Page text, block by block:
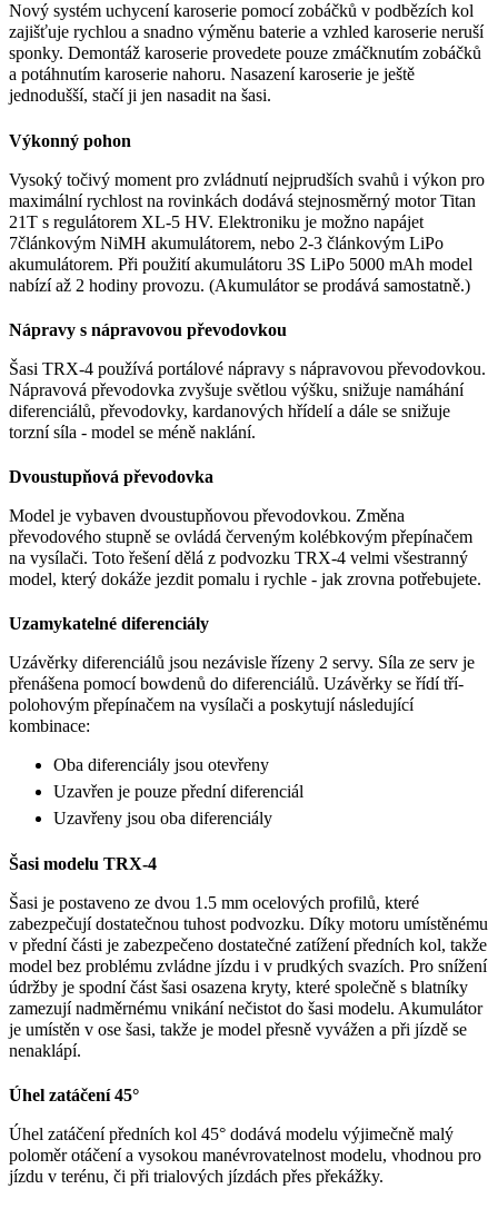
Nový systém uchycení karoserie pomocí zobáčků v podbězích kol
zajišťuje rychlou a snadno výměnu baterie a vzhled karoserie neruší
sponky. Demontáž karoserie provedete pouze zmáčknutím zobáčků
a potáhnutím karoserie nahoru. Nasazení karoserie je ještě
jednodušší, stačí ji jen nasadit na šasi.
Výkonný pohon
Vysoký točivý moment pro zvládnutí nejprudších svahů i výkon pro
maximální rychlost na rovinkách dodává stejnosměrný motor Titan
21T s regulátorem XL-5 HV. Elektroniku je možno napájet
7článkovým NiMH akumulátorem, nebo 2-3 článkovým LiPo
akumulátorem. Při použití akumulátoru 3S LiPo 5000 mAh model
nabízí až 2 hodiny provozu. (Akumulátor se prodává samostatně.)
Nápravy s nápravovou převodovkou
Šasi TRX-4 používá portálové nápravy s nápravovou převodovkou.
Nápravová převodovka zvyšuje světlou výšku, snižuje namáhání
diferenciálů, převodovky, kardanových hřídelí a dále se snižuje
torzní síla - model se méně naklání.
Dvoustupňová převodovka
Model je vybaven dvoustupňovou převodovkou. Změna
převodového stupně se ovládá červeným kolébkovým přepínačem
na vysílači. Toto řešení dělá z podvozku TRX-4 velmi všestranný
model, který dokáže jezdit pomalu i rychle - jak zrovna potřebujete.
Uzamykatelné diferenciály
Uzávěrky diferenciálů jsou nezávisle řízeny 2 servy. Síla ze serv je
přenášena pomocí bowdenů do diferenciálů. Uzávěrky se řídí tří-
polohovým přepínačem na vysílači a poskytují následující
kombinace:
Oba diferenciály jsou otevřeny
Uzavřen je pouze přední diferenciál
Uzavřeny jsou oba diferenciály
Šasi modelu TRX-4
Šasi je postaveno ze dvou 1.5 mm ocelových profilů, které
zabezpečují dostatečnou tuhost podvozku. Díky motoru umístěnému
v přední části je zabezpečeno dostatečné zatížení předních kol, takže
model bez problému zvládne jízdu i v prudkých svazích. Pro snížení
údržby je spodní část šasi osazena kryty, které společně s blatníky
zamezují nadměrnému vnikání nečistot do šasi modelu. Akumulátor
je umístěn v ose šasi, takže je model přesně vyvážen a při jízdě se
nenaklápí.
Úhel zatáčení 45°
Úhel zatáčení předních kol 45° dodává modelu výjimečně malý
poloměr otáčení a vysokou manévrovatelnost modelu, vhodnou pro
jízdu v terénu, či při trialových jízdách přes překážky.